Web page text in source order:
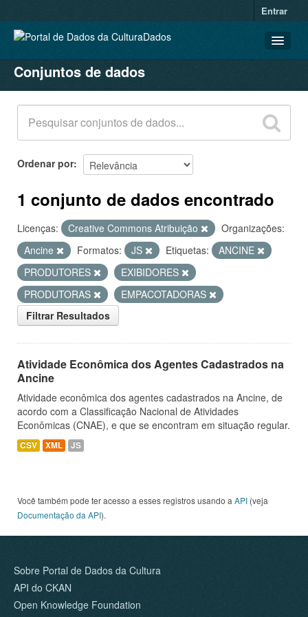
Entrar
CONJUNTOS DE DADOS
ORGANIZAÇÕES
GRUPOS
SOBRE
Conjuntos de dados
Ordenar por
1 conjunto de dados encontrado
Licenças: Creative Commons Atribuição
Organizações:
Ancine
Formatos: JS Etiquetas:
ANCINE
PRODUTORES
EXIBIDORES
PRODUTORAS
EMPACOTADORAS
Filtrar Resultados
Atividade Econômica dos Agentes Cadastrados na
Ancine
Atividade econômica dos agentes cadastrados na Ancine, de
acordo com a Classificação Nacional de Atividades
Econômicas (CNAE), e que se encontram em situação regular.
CSV XML JS
Você também pode ter acesso a esses registros usando a API (veja
Documentação da API).
Sobre Portal de Dados da Cultura
API do CKAN
Open Knowledge Foundation